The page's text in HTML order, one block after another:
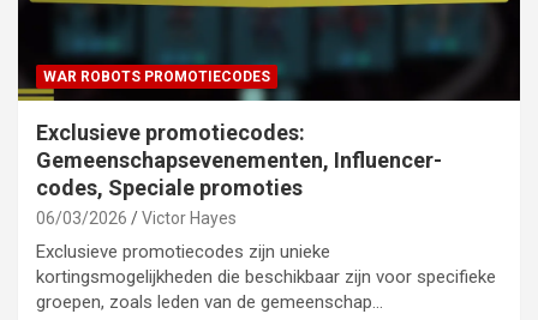
WAR ROBOTS PROMOTIECODES
Exclusieve promotiecodes:
Gemeenschapsevenementen, Influencer-
codes, Speciale promoties
06/03/2026 Victor Hayes
Exclusieve promotiecodes zijn unieke
kortingsmogelijkheden die beschikbaar zijn voor specifieke
groepen, zoals leden van de gemeenschap…